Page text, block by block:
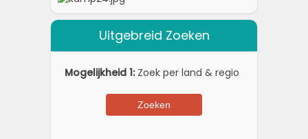
Uitgebreid Zoeken
Mogelijkheid 1:Zoek per land & regio